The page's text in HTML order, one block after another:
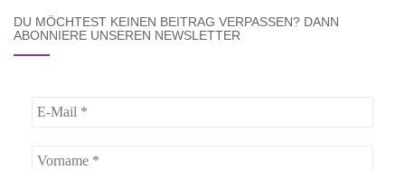
DU MÖCHTEST KEINEN BEITRAG VERPASSEN? DANN
ABONNIERE UNSEREN NEWSLETTER